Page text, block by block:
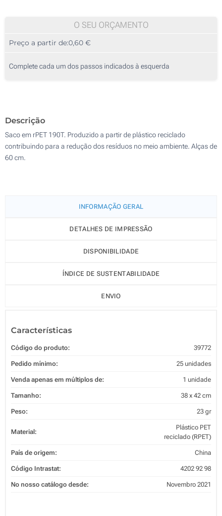
50
125
Outra :
O SEU ORÇAMENTO
Preço a partir de:0,60 €
Complete cada um dos passos indicados à esquerda
Descrição
Saco em rPET 190T. Produzido a partir de plástico reciclado
contribuindo para a redução dos resíduos no meio ambiente. Alças de
60 cm.
INFORMAÇÃO GERAL
DETALHES DE IMPRESSÃO
DISPONIBILIDADE
ÍNDICE DE SUSTENTABILIDADE
ENVIO
Características
Código do produto: 39772
Pedido mínimo: 25 unidades
Venda apenas em múltiplos de: 1 unidade
Tamanho: 38 x 42 cm
Peso: 23 gr
Material:
Plástico PET
reciclado (RPET)
País de origem: China
Código Intrastat: 4202 92 98
No nosso catálogo desde: Novembro 2021